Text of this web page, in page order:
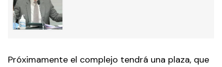
Próximamente el complejo tendrá una plaza, que